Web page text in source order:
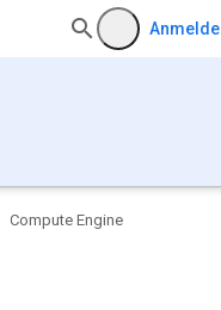
Compute Engine